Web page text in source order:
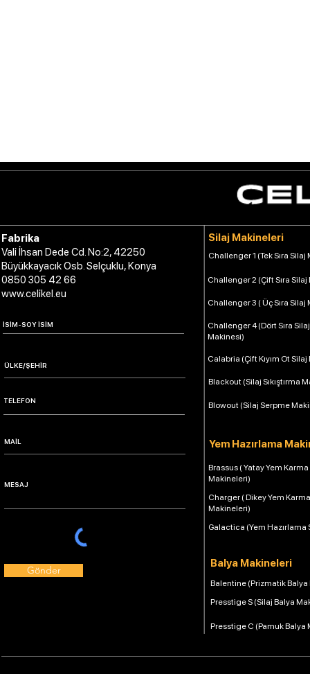
Fabrika
Vali İhsan Dede Cd. No:2, 42250
Büyükkayacık Osb. Selçuklu, Konya
0850 305 42 66
www.celikel.eu
Gönder
Silaj Makineleri
Challenger 1 (Tek Sıra
Challenger 2 (Çift Sıra
Calabria (Çift Kıyım Ot
Blackout (Silaj Sıkıştırma
Blowout (Silaj Serpme
Yem Hazırlama
Challenger 4 (Dört Sıra Silaj
Makinesi)
Challenger 3 ( Üç Sıra Silaj
Brassus ( Yatay Yem Karma
Makineleri)
Charger ( Dikey Yem Karma
Makineleri)
Galactica (Yem Hazırlama
Balya Makineleri
Balentine (Prizmatik
Presstige S (Silaj Balya
Presstige C (Pamuk Balya